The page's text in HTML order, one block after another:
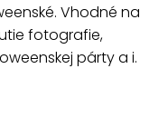
Vhodné na
fotografie,
párty a i.